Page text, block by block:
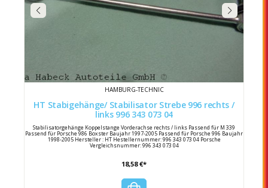
HAMBURG-TECHNIC
HT Stabigehänge/ Stabilisator Strebe 996 rechts /
links 996 343 073 04
Stabilisatorgehänge Koppelstange Vorderachse rechts / links Passend für M 339
Passend für Porsche 986 Boxster Baujahr 1997-2005 Passend für Porsche 996 Baujahr
1998-2005 Hersteller : HT Hestellernummer: 996 343 073 04 Porsche
Vergleichsnummer: 996 343 073 04
18,58 €*